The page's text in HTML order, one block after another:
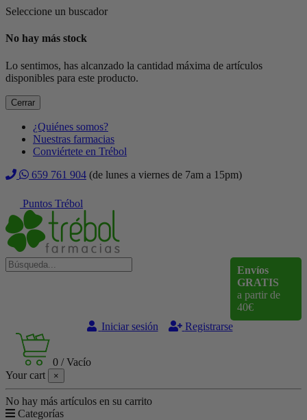
Seleccione un buscador
No hay más stock
Lo sentimos, has alcanzado la cantidad máxima de artículos
disponibles para este producto.
Cerrar
¿Quiénes somos?
Nuestras farmacias
Conviértete en Trébol
659 761 904 (de lunes a viernes de 7am a 15pm)
Puntos Trébol
Envíos
GRATIS
a partir de
40€
Iniciar sesión
Registrarse
0 /Vacío
Your cart
×
No hay más artículos en su carrito
Categorías